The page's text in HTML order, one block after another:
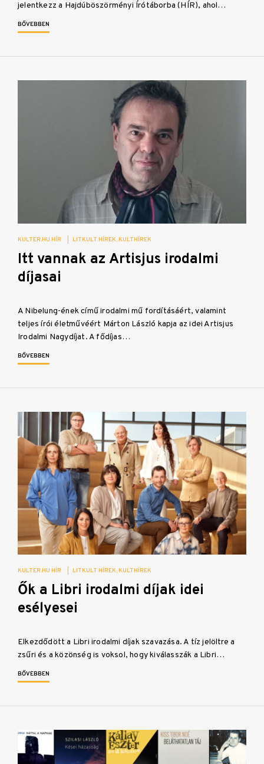
jelentkezz a Hajdúböszörményi Írótáborba (HÍR), ahol…
BŐVEBBEN
KULTER.HU HÍR LITKULT HÍREK KULTHÍREK
Itt vannak az Artisjus irodalmi
díjasai
A Nibelung-ének című irodalmi mű fordításáért, valamint
teljes írói életművéért Márton László kapja az idei Artisjus
Irodalmi Nagydíjat. A fődíjas…
BŐVEBBEN
KULTER.HU HÍR LITKULT HÍREK KULTHÍREK
Ők a Libri irodalmi díjak idei
esélyesei
Elkezdődött a Libri irodalmi díjak szavazása. A tíz jelöltre a
zsűri és a közönség is voksol, hogy kiválasszák a Libri…
BŐVEBBEN